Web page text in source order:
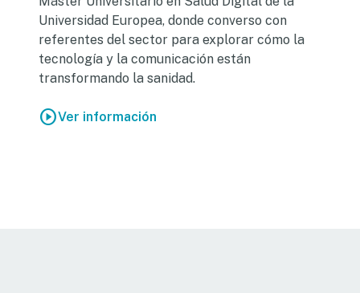
Universidad Europea, donde converso con
referentes del sector para explorar cómo la
tecnología y la comunicación están
transformando la sanidad.
play_circleVer información